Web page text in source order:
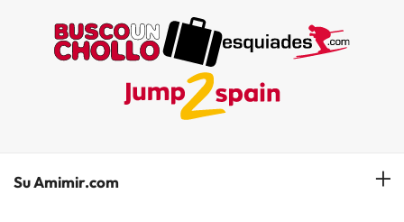
Su Amimir.com